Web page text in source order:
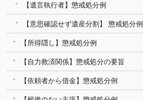
【遺言執行者】懲戒処分例
【意思確認せず遺産分割】 懲戒処分例
【所得隠し】懲戒処分例
【自力救済関係】懲戒処分の要旨
【依頼者から借金】懲戒処分例